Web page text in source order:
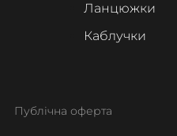
Ланцюжки
Каблучки
Публічна оферта